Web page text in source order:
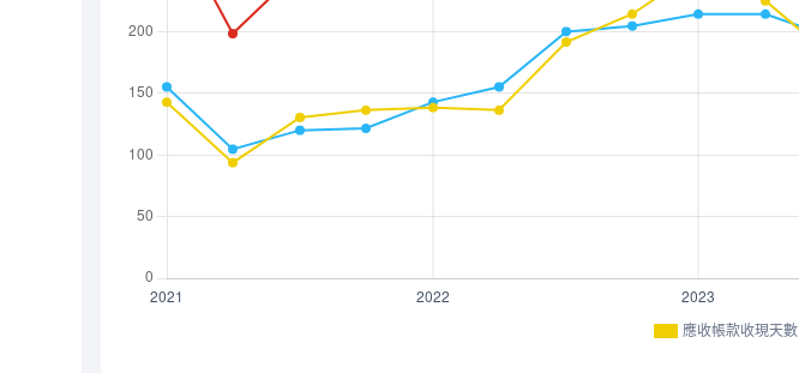
應收帳款收現天數